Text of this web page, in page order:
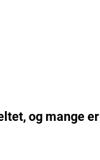
og mange er